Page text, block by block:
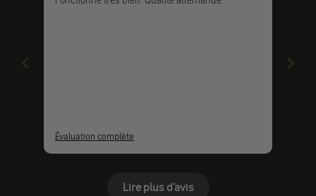
Évaluation complète
Lire plus d'avis